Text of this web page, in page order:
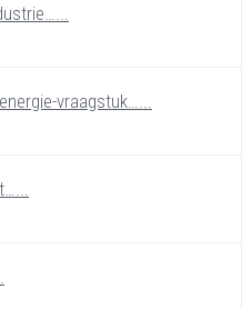
vraagstuk…...